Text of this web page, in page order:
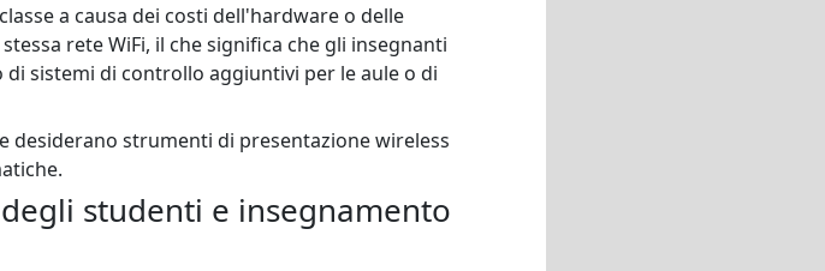
a causa dei costi dell'hardware o delle
rete WiFi, il che significa che gli insegnanti
sistemi di controllo aggiuntivi per le aule o di
desiderano strumenti di presentazione wireless
studenti e insegnamento